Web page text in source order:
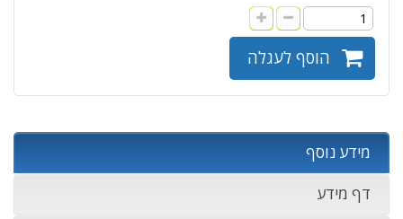
הוסף לעגלה
מידע נוסף
דף מידע